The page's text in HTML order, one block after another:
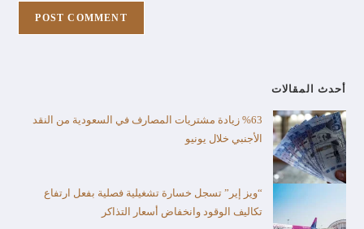
أحدث المقالات
%63 زيادة مشتريات المصارف في السعودية من النقد
الأجنبي خلال يونيو
“ويز إير” تسجل خسارة تشغيلية فصلية بفعل ارتفاع
تكاليف الوقود وانخفاض أسعار التذاكر